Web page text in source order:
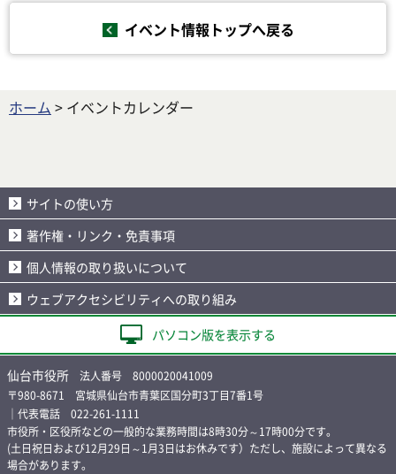
イベント情報トップへ戻る
ホーム > イベントカレンダー
サイトの使い方
著作権・リンク・免責事項
個人情報の取り扱いについて
ウェブアクセシビリティへの取り組み
パソコン版を表示する
仙台市役所 法人番号 8000020041009
〒980-8671 宮城県仙台市青葉区国分町3丁目7番1号
｜代表電話 022-261-1111
市役所・区役所などの一般的な業務時間は8時30分～17時00分です。
(土日祝日および12月29日～1月3日はお休みです）ただし、施設によって異なる
場合があります。